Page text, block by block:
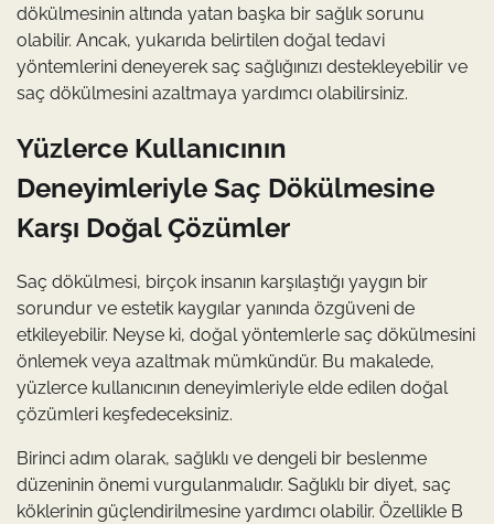
dökülmesinin altında yatan başka bir sağlık sorunu
olabilir. Ancak, yukarıda belirtilen doğal tedavi
yöntemlerini deneyerek saç sağlığınızı destekleyebilir ve
saç dökülmesini azaltmaya yardımcı olabilirsiniz.
Yüzlerce Kullanıcının
Deneyimleriyle Saç Dökülmesine
Karşı Doğal Çözümler
Saç dökülmesi, birçok insanın karşılaştığı yaygın bir
sorundur ve estetik kaygılar yanında özgüveni de
etkileyebilir. Neyse ki, doğal yöntemlerle saç dökülmesini
önlemek veya azaltmak mümkündür. Bu makalede,
yüzlerce kullanıcının deneyimleriyle elde edilen doğal
çözümleri keşfedeceksiniz.
Birinci adım olarak, sağlıklı ve dengeli bir beslenme
düzeninin önemi vurgulanmalıdır. Sağlıklı bir diyet, saç
köklerinin güçlendirilmesine yardımcı olabilir. Özellikle B